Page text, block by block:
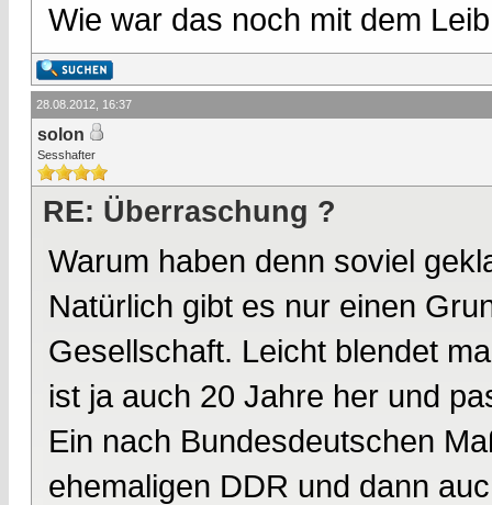
Wie war das noch mit dem
28.08.2012, 16:37
solon
Sesshafter
RE: Überraschung ?
Warum haben denn soviel
Natürlich gibt es nur einen
Gesellschaft. Leicht blendet
ist ja auch 20 Jahre her und
Ein nach Bundesdeutschen
ehemaligen DDR und dann